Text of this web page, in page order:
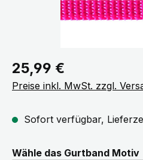
Regulärer Preis:
25,99 €
Preise inkl. MwSt. zzgl.
Sofort verfügbar,
Wähle das Gurtband Motiv